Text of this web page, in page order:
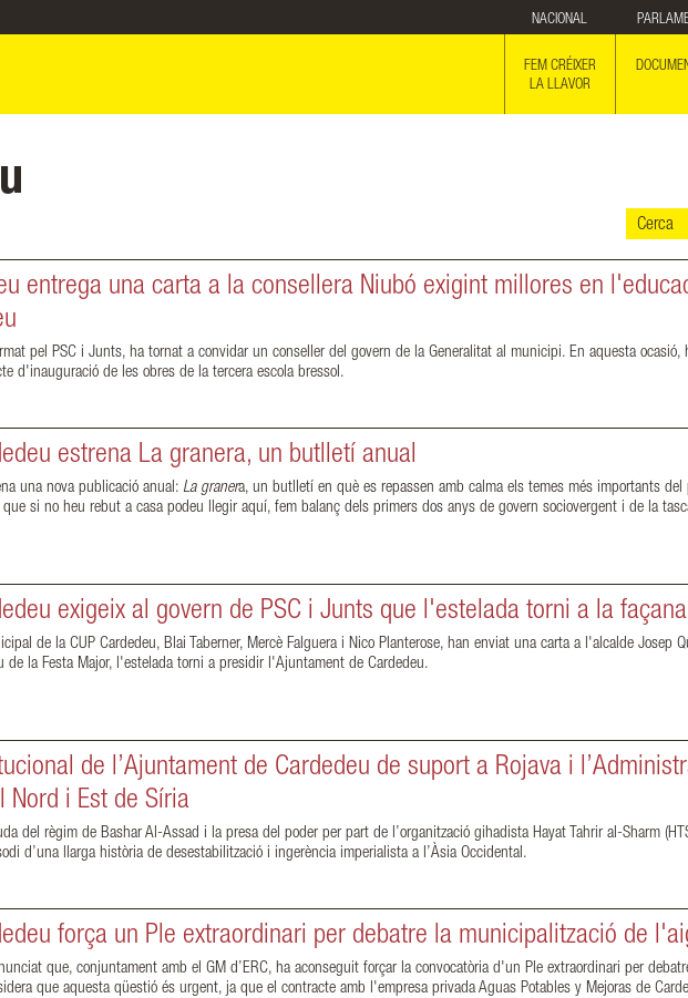
NACIONAL
FEM CRÉIXER
LA LLAVOR
entrega una carta a la consellera Niubó exigint millores en
pel PSC i Junts, ha tornat a convidar un conseller del govern de la Generalitat al municipi. En aquesta
d'inauguració de les obres de la tercera escola bressol.
estrena La granera, un butlletí anual
una nova publicació anual: La granera, un butlletí en què es repassen amb calma els temes més importants
si no heu rebut a casa podeu llegir aquí, fem balanç dels primers dos anys de govern sociovergent i de la
exigeix al govern de PSC i Junts que l'estelada torni a la
de la CUP Cardedeu, Blai Taberner, Mercè Falguera i Nico Planterose, han enviat una carta a l'alcalde Josep
de la Festa Major, l'estelada torni a presidir l'Ajuntament de Cardedeu.
de l’Ajuntament de Cardedeu de suport a Rojava i
Nord i Est de Síria
del règim de Bashar Al-Assad i la presa del poder per part de l’organització gihadista Hayat Tahrir al-Sharm
d’una llarga història de desestabilització i ingerència imperialista a l’Àsia Occidental.
força un Ple extraordinari per debatre la municipalització de
que, conjuntament amb el GM d’ERC, ha aconseguit forçar la convocatòria d'un Ple extraordinari per
que aquesta qüestió és urgent, ja que el contracte amb l'empresa privada Aguas Potables y Mejoras de